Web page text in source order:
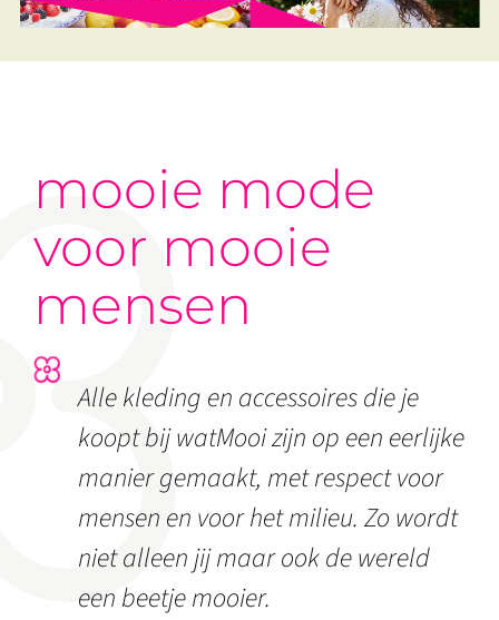
mooie mode
voor mooie
mensen
Alle kleding en accessoires die je
koopt bij watMooi zijn op een eerlijke
manier gemaakt, met respect voor
mensen en voor het milieu. Zo wordt
niet alleen jij maar ook de wereld
een beetje mooier.